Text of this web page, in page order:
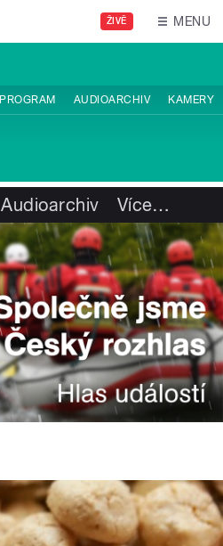
ŽIVĚ MENU
PROGRAM AUDIOARCHIV KAMERY
Audioarchiv Více…